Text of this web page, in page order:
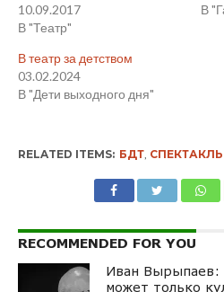
10.09.2017
В "Театр"
В
В театр за детством
03.02.2024
В "Дети выходного дня"
RELATED ITEMS: БДТ,
RECOMMENDED FOR YOU
Иван Вырыпаев:
может только